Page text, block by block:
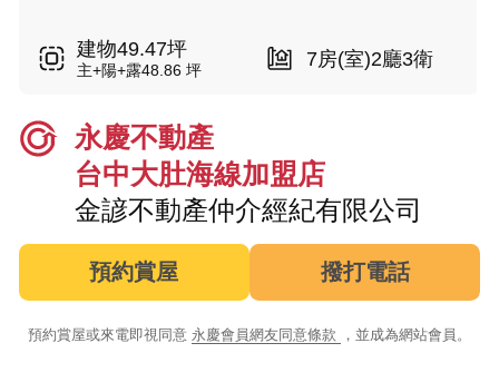
建物49.47坪
主+陽+露48.86 坪 7房(室)2廳3衛
永慶不動產
台中大肚海線加盟店
金諺不動產仲介經紀有限公司
預約賞屋 撥打電話
預約賞屋或來電即視同意 永慶會員網友同意條款 ，並成為網站會員。